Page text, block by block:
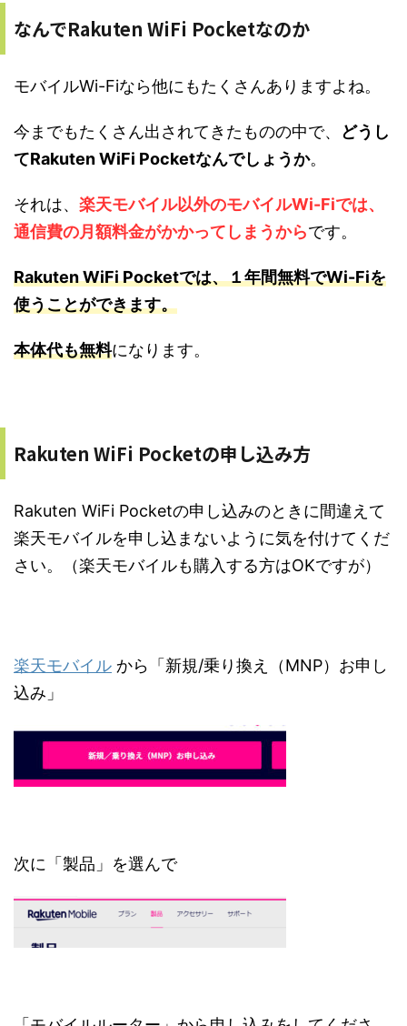
なんでRakuten WiFi Pocketなのか
モバイルWi-Fiなら他にもたくさんありますよね。
今までもたくさん出されてきたものの中で、 どうし
てRakuten WiFi Pocketなんでしょうか。
それは、 楽天モバイル以外のモバイルWi-Fiでは、
通信費の月額料金がかかってしまうからです。
Rakuten WiFi Pocketでは、１年間無料でWi-Fiを
使うことができます。
本体代も無料になります。
Rakuten WiFi Pocketの申し込み方
Rakuten WiFi Pocketの申し込みのときに間違えて
楽天モバイルを申し込まないように気を付けてくだ
さい。（楽天モバイルも購入する方はOKですが）
楽天モバイル から「新規/乗り換え（MNP）お申し
込み」
次に「製品」を選んで